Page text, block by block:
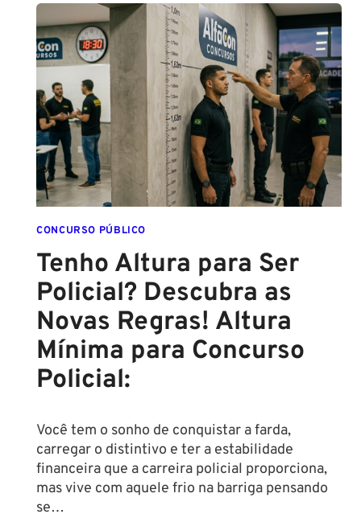
PMPE
2026:
ATÉ
FINAL
DESTE
ANO!
CONCURSO PÚBLICO
Tenho Altura para Ser
Policial? Descubra as
Novas Regras! Altura
Mínima para Concurso
Policial:
Você tem o sonho de conquistar a farda,
carregar o distintivo e ter a estabilidade
financeira que a carreira policial proporciona,
mas vive com aquele frio na barriga pensando
se…